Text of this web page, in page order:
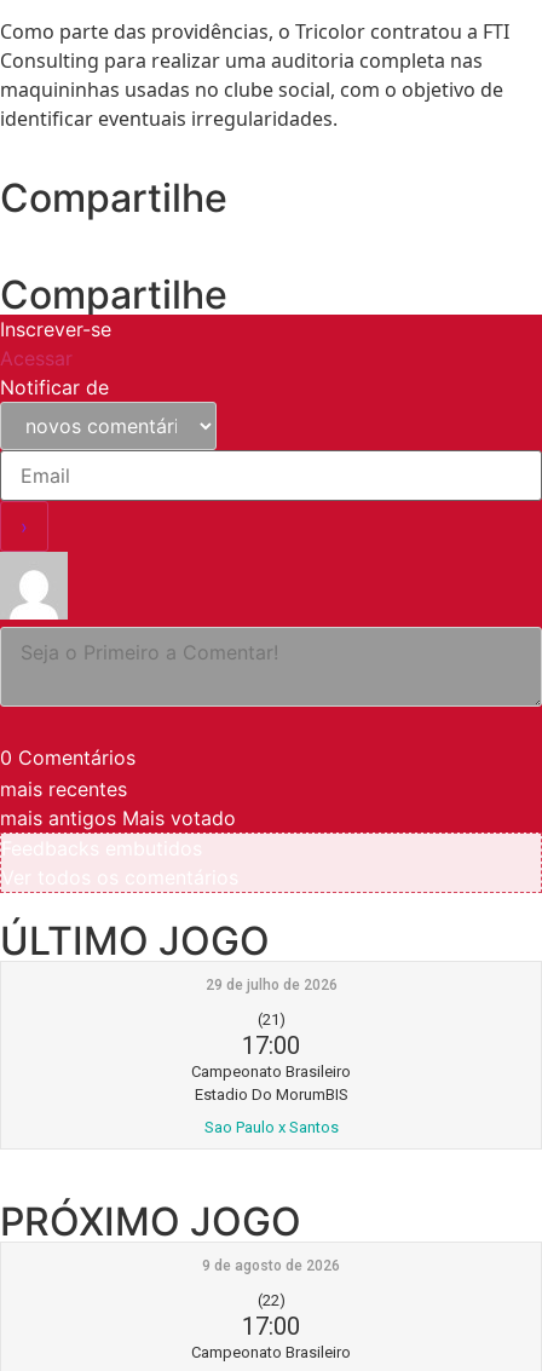
Como parte das providências, o Tricolor contratou a FTI
Consulting para realizar uma auditoria completa nas
maquininhas usadas no clube social, com o objetivo de
identificar eventuais irregularidades.
Compartilhe
Compartilhe
Inscrever-se
Acessar
Notificar de
0 Comentários
mais recentes
mais antigos Mais votado
ÚLTIMO JOGO
29 de julho de 2026
(21)
17:00
Campeonato Brasileiro
Estadio Do MorumBIS
Sao Paulo x Santos
PRÓXIMO JOGO
9 de agosto de 2026
(22)
17:00
Campeonato Brasileiro